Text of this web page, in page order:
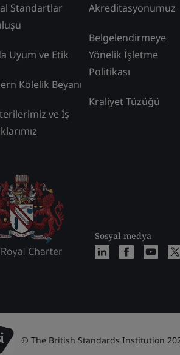
Standartlar
Uyum ve Etik
Kölelik Beyanı
ve İş
Akreditasyonumuz
Belgelendirmeye
Yönelik İşletme
Politikası
Kraliyet Tüzüğü
Sosyal medya
© The British Standards Institution